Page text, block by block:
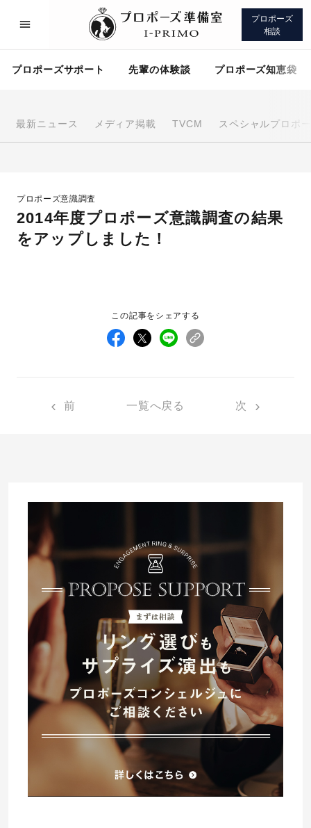
プロポーズ
相談
プロポーズサポート 先輩の体験談 プロポーズ知恵袋
最新ニュース メディア掲載 TVCM スペシャルプロポ
プロポーズ意識調査
2014年度プロポーズ意識調査の結果
をアップしました！
この記事をシェアする
前 一覧へ戻る 次
プロポーズサポート 先輩の体験談
プロポーズ知恵袋
スペシャルプロポーズイベント
パーフェクトプロポーズリング
プロポーズシチュエーション診断
婚約指輪マッチング診断
プロポーズプラン検索
プロポーズの方法
タイミング
プレゼント
場所
婚約指輪のご購入と
プロポーズのご相談
I-PRIMO公式サイト
I-PRIMO公式オンラインショップ
Follow us on